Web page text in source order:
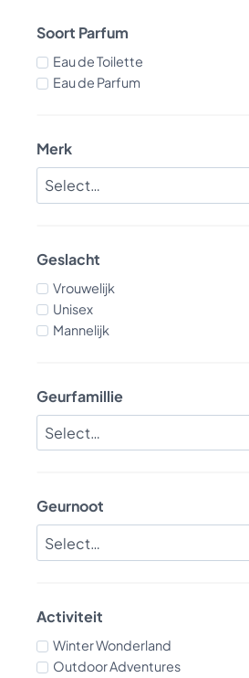
Soort Parfum
Eau de Toilette
Eau de Parfum
Merk
Geslacht
Vrouwelijk
Unisex
Mannelijk
Geurfamillie
Geurnoot
Activiteit
Winter Wonderland
Outdoor Adventures